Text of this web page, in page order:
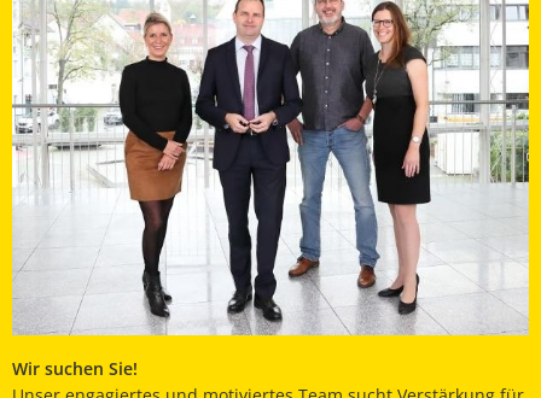
Wir suchen Sie!